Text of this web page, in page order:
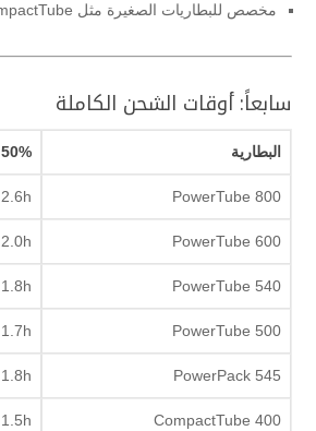
مخصص للبطاريات الصغيرة مثل CompactTube و PowerPack 400
سابعاً: أوقات الشحن الكاملة
البطارية 50%
PowerTube 800
2.6h
PowerTube 600
2.0h
PowerTube 540
1.8h
PowerTube 500
1.7h
PowerPack 545
1.8h
CompactTube 400
1.5h